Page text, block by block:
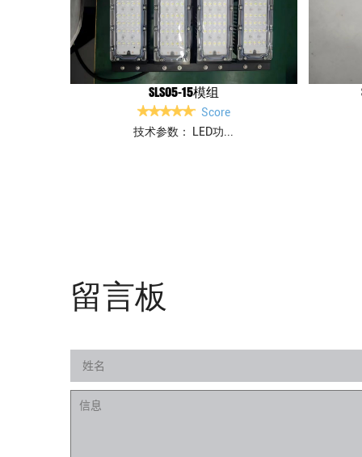
SLS05-15模组
Score
技术参数： LED功...
留言板